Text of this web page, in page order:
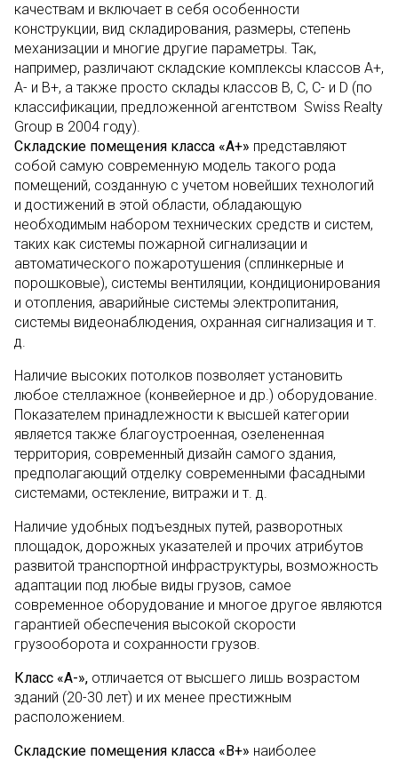
качествам и включает в себя особенности
конструкции, вид складирования, размеры, степень
механизации и многие другие параметры. Так,
например, различают складские комплексы классов А+,
А- и В+, а также просто склады классов В, С, С- и D (по
классификации, предложенной агентством Swiss Realty
Group в 2004 году).
Складские помещения класса «А+» представляют
собой самую современную модель такого рода
помещений, созданную с учетом новейших технологий
и достижений в этой области, обладающую
необходимым набором технических средств и систем,
таких как системы пожарной сигнализации и
автоматического пожаротушения (сплинкерные и
порошковые), системы вентиляции, кондиционирования
и отопления, аварийные системы электропитания,
системы видеонаблюдения, охранная сигнализация и т.
д.
Наличие высоких потолков позволяет установить
любое стеллажное (конвейерное и др.) оборудование.
Показателем принадлежности к высшей категории
является также благоустроенная, озелененная
территория, современный дизайн самого здания,
предполагающий отделку современными фасадными
системами, остекление, витражи и т. д.
Наличие удобных подъездных путей, разворотных
площадок, дорожных указателей и прочих атрибутов
развитой транспортной инфраструктуры, возможность
адаптации под любые виды грузов, самое
современное оборудование и многое другое являются
гарантией обеспечения высокой скорости
грузооборота и сохранности грузов.
Класс «А-», отличается от высшего лишь возрастом
зданий (20-30 лет) и их менее престижным
расположением.
Складские помещения класса «В+» наиболее